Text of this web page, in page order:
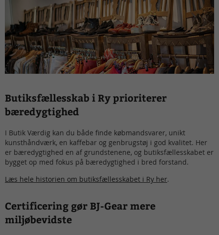
Butiksfællesskab i Ry prioriterer
bæredygtighed
I Butik Værdig kan du både finde købmandsvarer, unikt
kunsthåndværk, en kaffebar og genbrugstøj i god kvalitet. Her
er bæredygtighed en af grundstenene, og butiksfællesskabet er
bygget op med fokus på bæredygtighed i bred forstand.​
Læs hele historien om butiksfællesskabet i Ry her.
Certificering gør BJ-Gear mere
miljøbevidste